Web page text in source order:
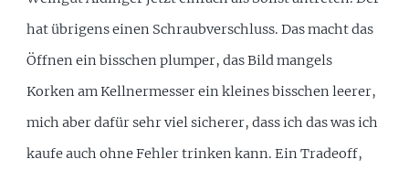
hat übrigens einen Schraubverschluss. Das macht das
Öffnen ein bisschen plumper, das Bild mangels
Korken am Kellnermesser ein kleines bisschen leerer,
mich aber dafür sehr viel sicherer, dass ich das was ich
kaufe auch ohne Fehler trinken kann. Ein Tradeoff,